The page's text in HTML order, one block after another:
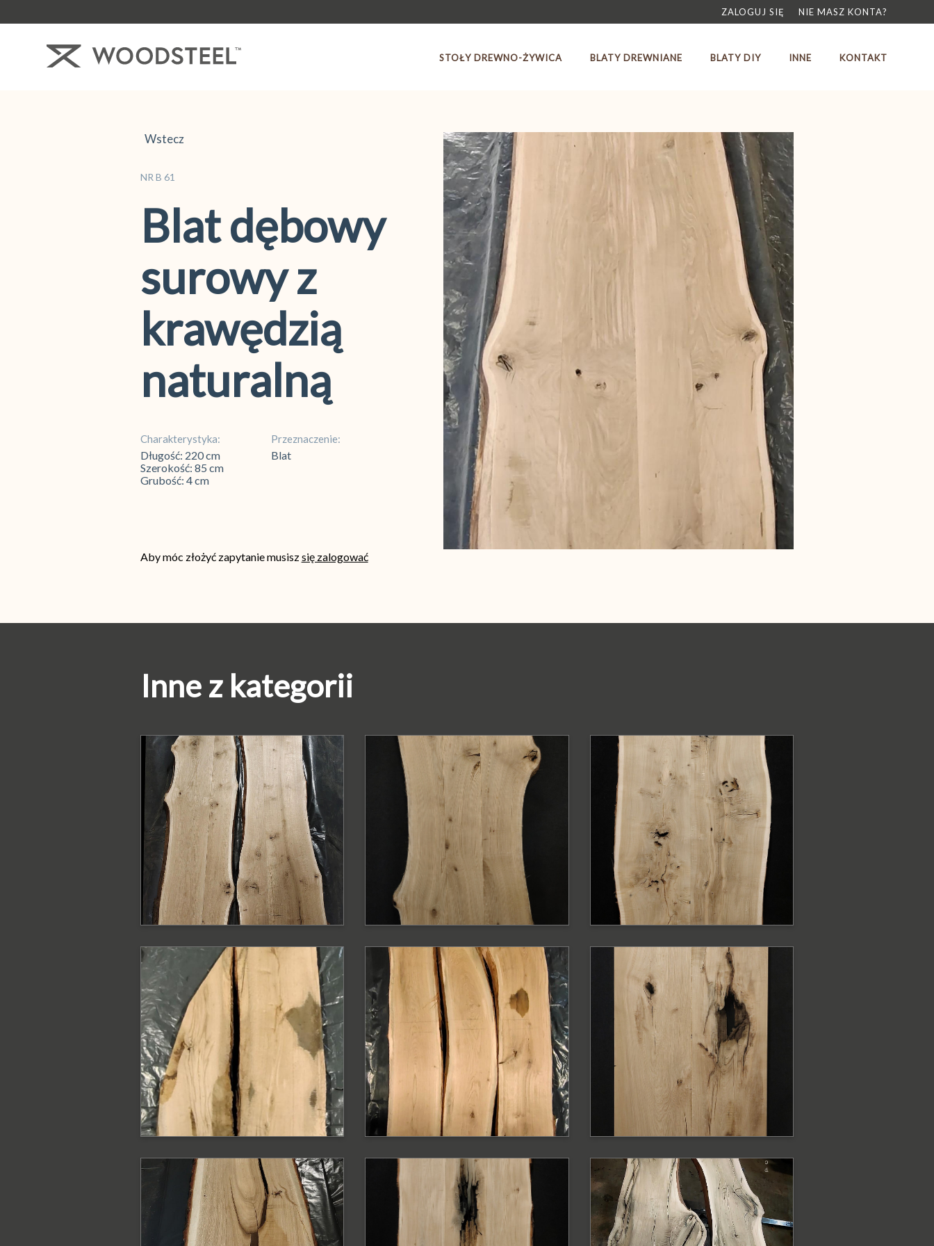
ZALOGUJ SIĘ NIE MASZ KONTA?
STOŁY DREWNO-ŻYWICA BLATY DREWNIANE BLATY DIY INNE KONTAKT
Wstecz
NR B 61
Blat dębowy
surowy z
krawędzią
naturalną
Charakterystyka:
Długość: 220 cm
Szerokość: 85 cm
Grubość: 4 cm
Przeznaczenie:
Blat
Aby móc złożyć zapytanie musiszsię zalogować
Inne z kategorii
PODOBNE PRODUKTY
Blat dębowy surowy
z krawędzią
naturalną
Blat
PODOBNE PRODUKTY
Blat dębowy z
krawędzią naturalną
PODOBNE PRODUKTY
Blat dębowy z
krawędzią naturalną
Blat
PODOBNE PRODUKTY
Blat dębowy surowy
z krawędzią
naturalną
Blat
PODOBNE PRODUKTY
Blat dębowy surowy
z krawędzią
naturalną
Blat
PODOBNE PRODUKTY
Blat dębowy z
krawędzią prostą
PODOBNE PRODUKTY
Blat dębowy surowy
z krawędzią
PODOBNE PRODUKTY
Blat dębowy z
krawędzią naturalną
PODOBNE PRODUKTY
Blat dębowy surowy
z krawędzią